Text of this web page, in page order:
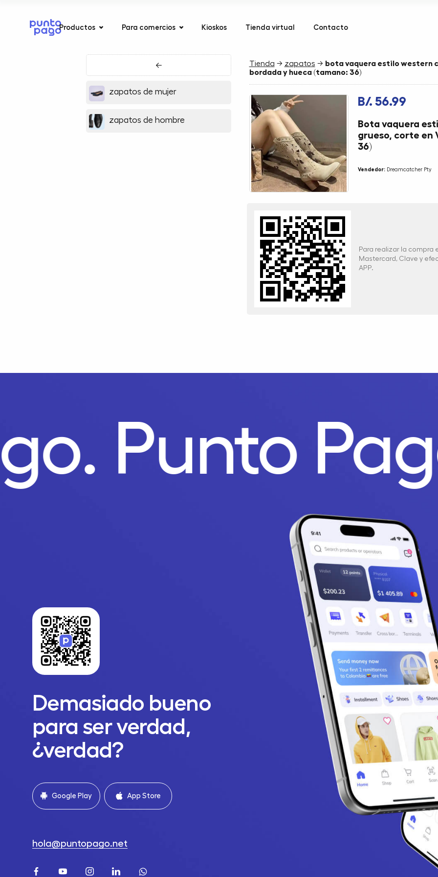
Productos Para comercios Kioskos Tienda virtual Contacto
←
zapatos de mujer
zapatos de hombre
Tienda → zapatos → bota vaquera estilo western
bordada y hueca (tamano: 36)
B/. 56.99
Bota vaquera
grueso, corte en
36)
Vendedor:Dreamcatcher Pty
Para realizar la compra
Mastercard, Clave y
APP.
Punto
Demasiado bueno
para ser verdad,
¿verdad?
Google Play App Store
hola@puntopago.net